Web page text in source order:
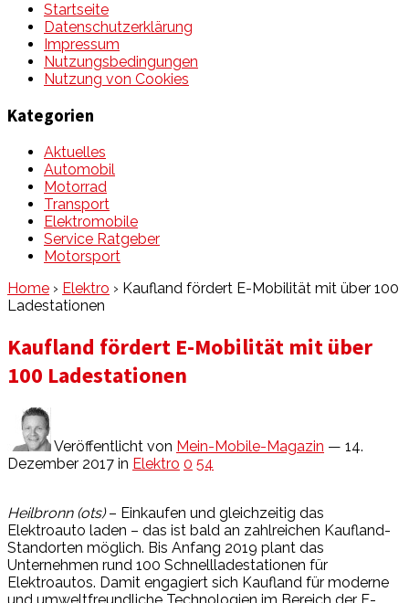
Startseite
Datenschutzerklärung
Impressum
Nutzungsbedingungen
Nutzung von Cookies
Kategorien
Aktuelles
Automobil
Motorrad
Transport
Elektromobile
Service Ratgeber
Motorsport
Home › Elektro › Kaufland fördert E-Mobilität mit über 100
Ladestationen
Kaufland fördert E-Mobilität mit über
100 Ladestationen
Veröffentlicht von Mein-Mobile-Magazin — 14.
Dezember 2017 in Elektro 0 54
Heilbronn (ots)– Einkaufen und gleichzeitig das
Elektroauto laden – das ist bald an zahlreichen Kaufland-
Standorten möglich. Bis Anfang 2019 plant das
Unternehmen rund 100 Schnellladestationen für
Elektroautos. Damit engagiert sich Kaufland für moderne
und umweltfreundliche Technologien im Bereich der E-